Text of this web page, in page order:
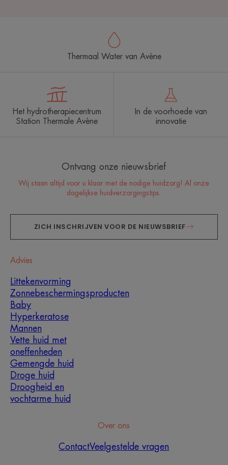
Thermaal Water van Avène
Het hydrotherapiecentrum
Station Thermale Avène
In de voorhoede van
innovatie
Ontvang onze nieuwsbrief
Wij staan altijd voor u klaar met de nodige huidzorg! Al onze
dagelijkse huidverzorgingstips.
ZICH INSCHRIJVEN VOOR DE NIEUWSBRIEF
Advies
Littekenvorming
Zonnebeschermingsproducten
Baby
Hyperkeratose
Mannen
Vette huid met
oneffenheden
Gemengde huid
Droge huid
Droogheid en
vochtarme huid
Over ons
ContactVeelgestelde vragen